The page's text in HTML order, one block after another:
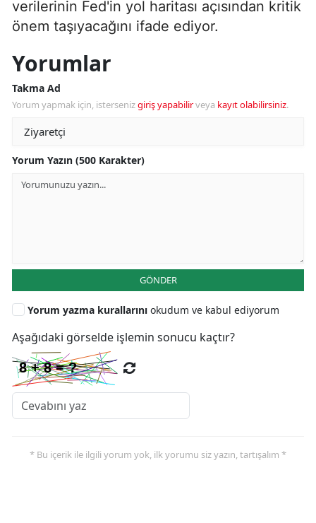
verilerinin Fed'in yol haritası açısından kritik
önem taşıyacağını ifade ediyor.
Yorumlar
Takma Ad
Yorum yapmak için, istersenizgiriş yapabilirveya kayıt olabilirsiniz.
Yorum Yazın (500 Karakter)
GÖNDER
Yorum yazma kurallarını okudum ve kabul ediyorum
Aşağıdaki görselde işlemin sonucu kaçtır?
* Bu içerik ile ilgili yorum yok, ilk yorumu siz yazın, tartışalım *